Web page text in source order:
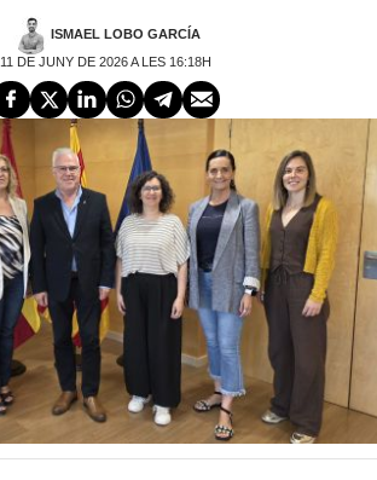
ISMAEL LOBO GARCÍA
11 DE JUNY DE 2026 A LES 16:18H